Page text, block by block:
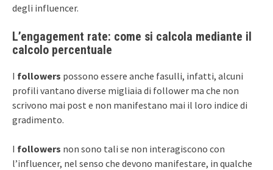
degli influencer.
L’engagement rate: come si calcola mediante il
calcolo percentuale
I followers possono essere anche fasulli, infatti, alcuni
profili vantano diverse migliaia di follower ma che non
scrivono mai post e non manifestano mai il loro indice di
gradimento.
I followers non sono tali se non interagiscono con
l’influencer, nel senso che devono manifestare, in qualche